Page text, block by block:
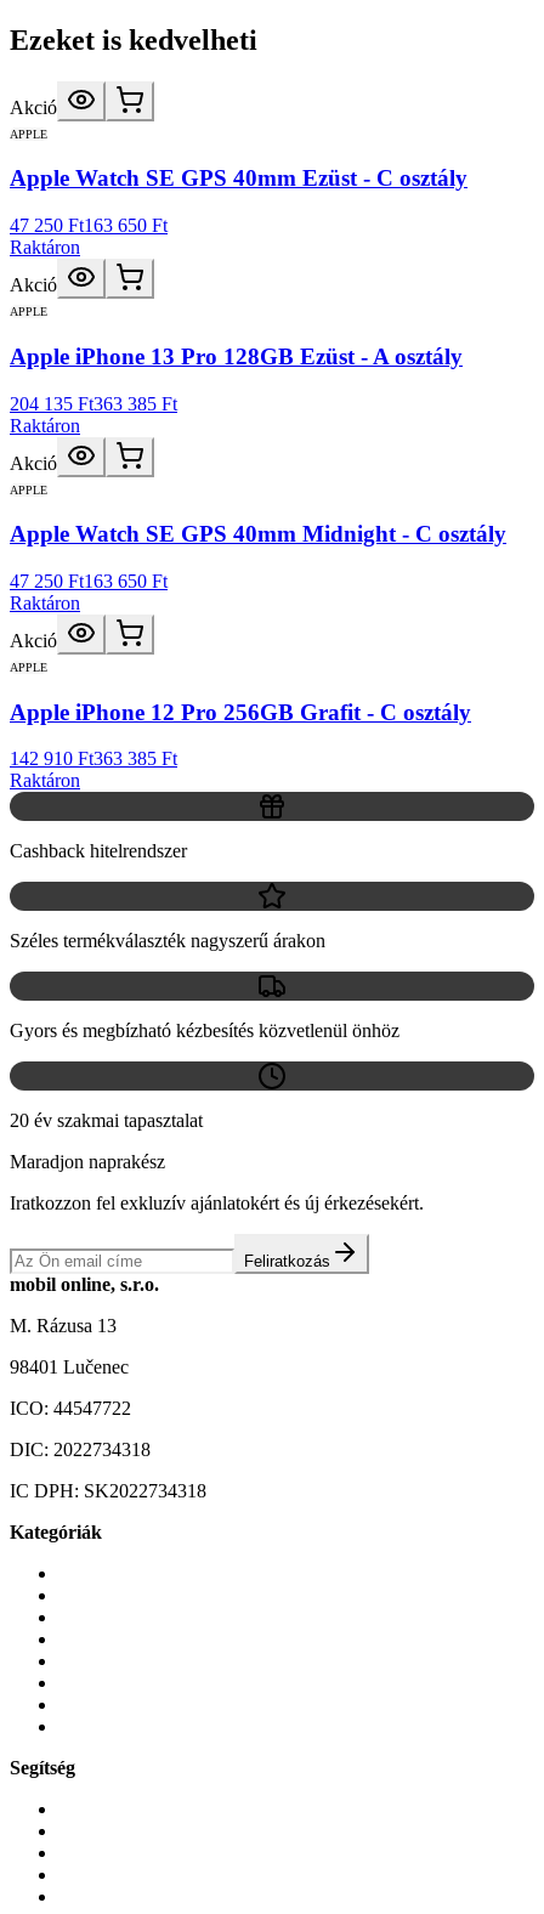
Ezeket is kedvelheti
Akció
APPLE
Apple Watch SE GPS 40mm Ezüst - C osztály
47 250 Ft163 650 Ft
Raktáron
Akció
APPLE
Apple iPhone 13 Pro 128GB Ezüst - A osztály
204 135 Ft363 385 Ft
Raktáron
Akció
APPLE
Apple Watch SE GPS 40mm Midnight - C osztály
47 250 Ft163 650 Ft
Raktáron
Akció
APPLE
Apple iPhone 12 Pro 256GB Grafit - C osztály
142 910 Ft363 385 Ft
Raktáron
Cashback hitelrendszer
Széles termékválaszték nagyszerű árakon
Gyors és megbízható kézbesítés közvetlenül önhöz
20 év szakmai tapasztalat
Maradjon naprakész
Iratkozzon fel exkluzív ajánlatokért és új érkezésekért.
Feliratkozás
mobil online, s.r.o.
M. Rázusa 13
98401 Lučenec
ICO: 44547722
DIC: 2022734318
IC DPH: SK2022734318
Kategóriák
Segítség